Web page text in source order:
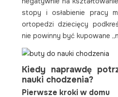
stopy i osłabienie pracy
ortopedzi dziecięcy
nie powinny być kupowane
Kiedy naprawdę
nauki chodzenia?
Pierwsze kroki w domu